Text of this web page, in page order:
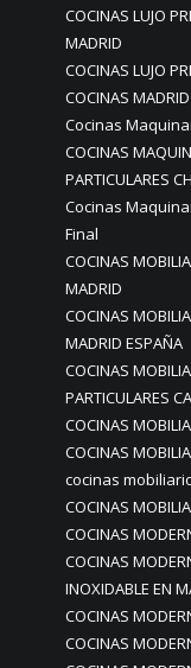
COCINAS LUJO
MADRID
COCINAS LUJO
COCINAS MADRID
Cocinas
COCINAS
PARTICULARES
Cocinas
Final
COCINAS
MADRID
COCINAS
MADRID ESPAÑA
COCINAS
PARTICULARES
COCINAS
COCINAS
cocinas
COCINAS
COCINAS
COCINAS
INOXIDABLE EN
COCINAS
COCINAS